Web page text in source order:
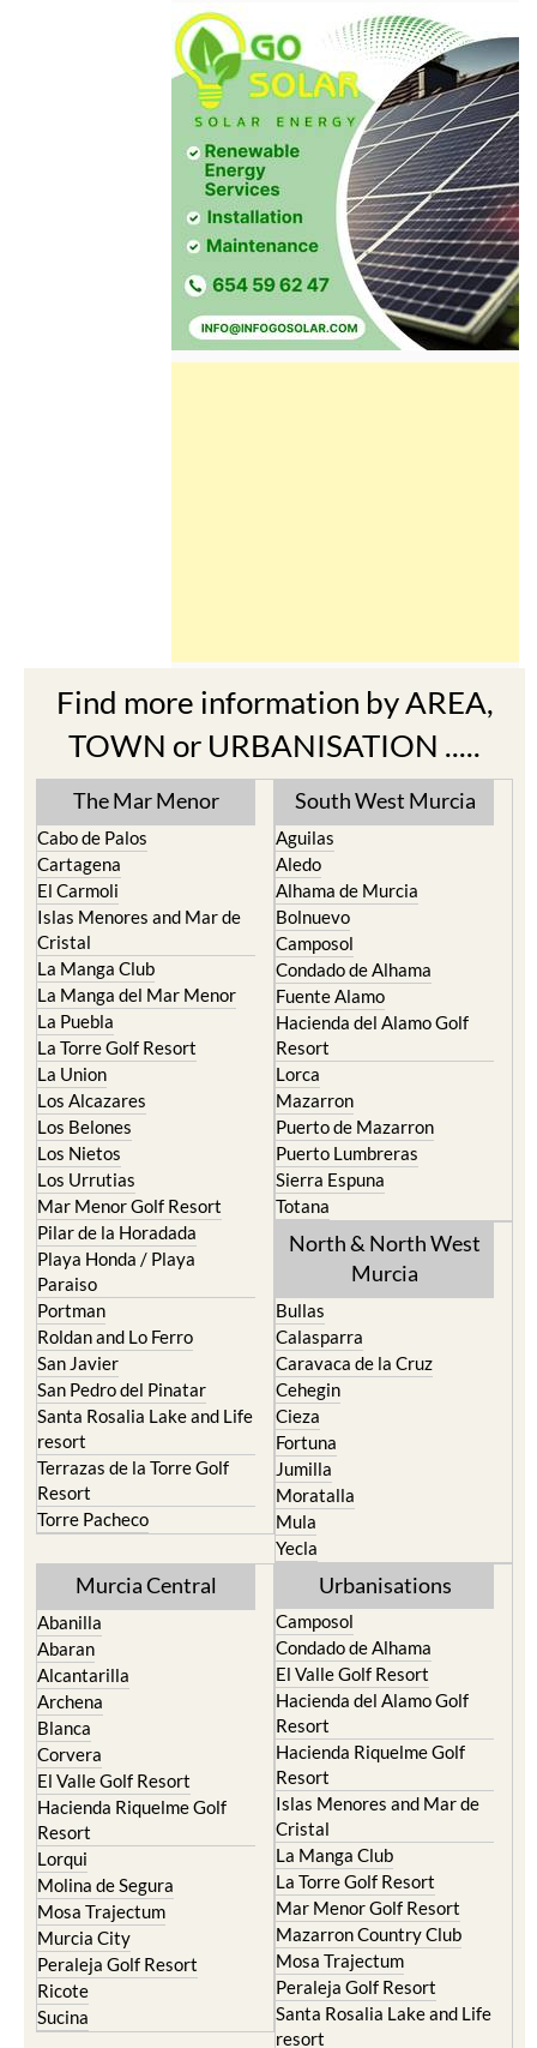
Find more information by AREA,
TOWN or URBANISATION .....
The Mar Menor
Cabo de Palos
El Carmoli
Islas Menores and Mar de
Cristal
La Manga Club
La Manga del Mar Menor
La Puebla
La Torre Golf Resort
La Union
Los Alcazares
Los Belones
Los Nietos
Los Urrutias
Mar Menor Golf Resort
Pilar de la Horadada
Playa Honda / Playa
Paraiso
Portman
Roldan and Lo Ferro
San Javier
San Pedro del Pinatar
Santa Rosalia Lake and Life
resort
Terrazas de la Torre Golf
Resort
Torre Pacheco
South West Murcia
Aguilas
Alhama de Murcia
Bolnuevo
Camposol
Condado de Alhama
Fuente Alamo
Hacienda del Alamo Golf
Resort
Lorca
Mazarron
Puerto de Mazarron
Puerto Lumbreras
Sierra Espuna
Totana
North & North West
Murcia
Caravaca de la Cruz
Cehegin
Cieza
Fortuna
Jumilla
Moratalla
Mula
Yecla
Murcia Central
Abanilla
Alcantarilla
Archena
Blanca
Corvera
El Valle Golf Resort
Hacienda Riquelme Golf
Resort
Lorqui
Molina de Segura
Mosa Trajectum
Murcia City
Peraleja Golf Resort
Ricote
Sucina
Camposol
El Valle Golf Resort
Hacienda del Alamo Golf
Resort
Hacienda Riquelme Golf
Resort
Islas Menores and Mar de
Cristal
La Manga Club
La Torre Golf Resort
Mar Menor Golf Resort
Mazarron Country Club
Mosa Trajectum
Peraleja Golf Resort
Santa Rosalia Lake and Life
resort
Terrazas de la Torre Golf